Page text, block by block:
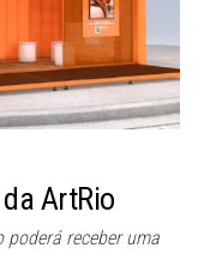
ArtRio
poderá receber uma